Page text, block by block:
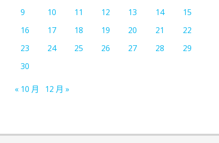
9
10 11 12 13 14
15
16
17 18 19 20 21
22
23
24 25 26 27 28
29
30
« 10 月 12 月 »